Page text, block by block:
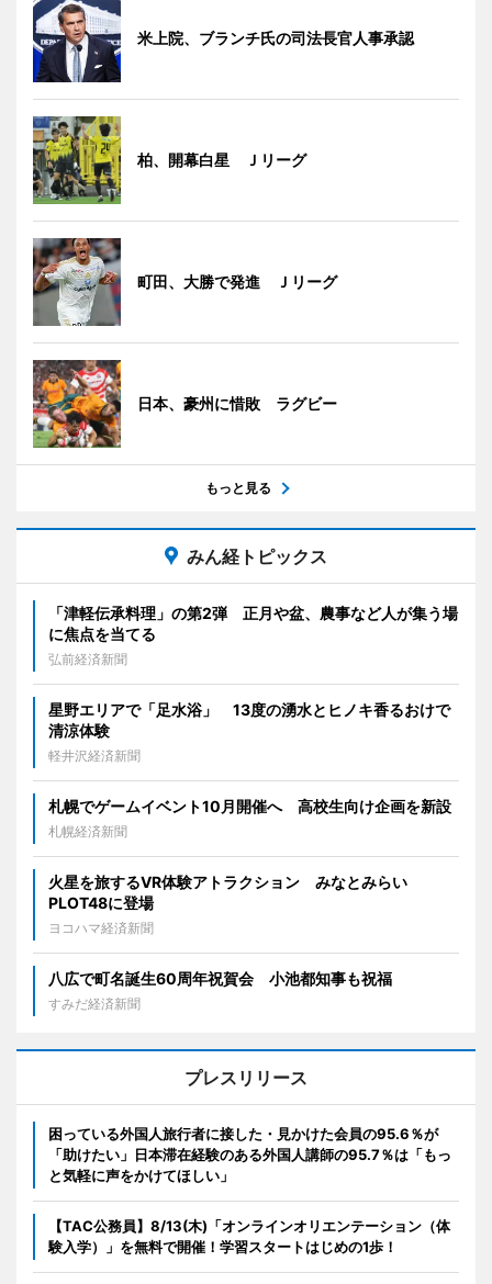
米上院、ブランチ氏の司法長官人事承認
柏、開幕白星 Ｊリーグ
町田、大勝で発進 Ｊリーグ
日本、豪州に惜敗 ラグビー
もっと見る
みん経トピックス
「津軽伝承料理」の第2弾 正月や盆、農事など人が集う場
に焦点を当てる
弘前経済新聞
星野エリアで「足水浴」 13度の湧水とヒノキ香るおけで
清涼体験
軽井沢経済新聞
札幌でゲームイベント10月開催へ 高校生向け企画を新設
札幌経済新聞
火星を旅するVR体験アトラクション みなとみらい
PLOT48に登場
ヨコハマ経済新聞
八広で町名誕生60周年祝賀会 小池都知事も祝福
すみだ経済新聞
プレスリリース
困っている外国人旅行者に接した・見かけた会員の95.6％が
「助けたい」日本滞在経験のある外国人講師の95.7％は「もっ
と気軽に声をかけてほしい」
【TAC公務員】8/13(木)「オンラインオリエンテーション（体
験入学）」を無料で開催！学習スタートはじめの1歩！